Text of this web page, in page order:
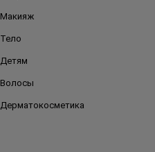
Макияж
Тело
Детям
Волосы
Дерматокосметика